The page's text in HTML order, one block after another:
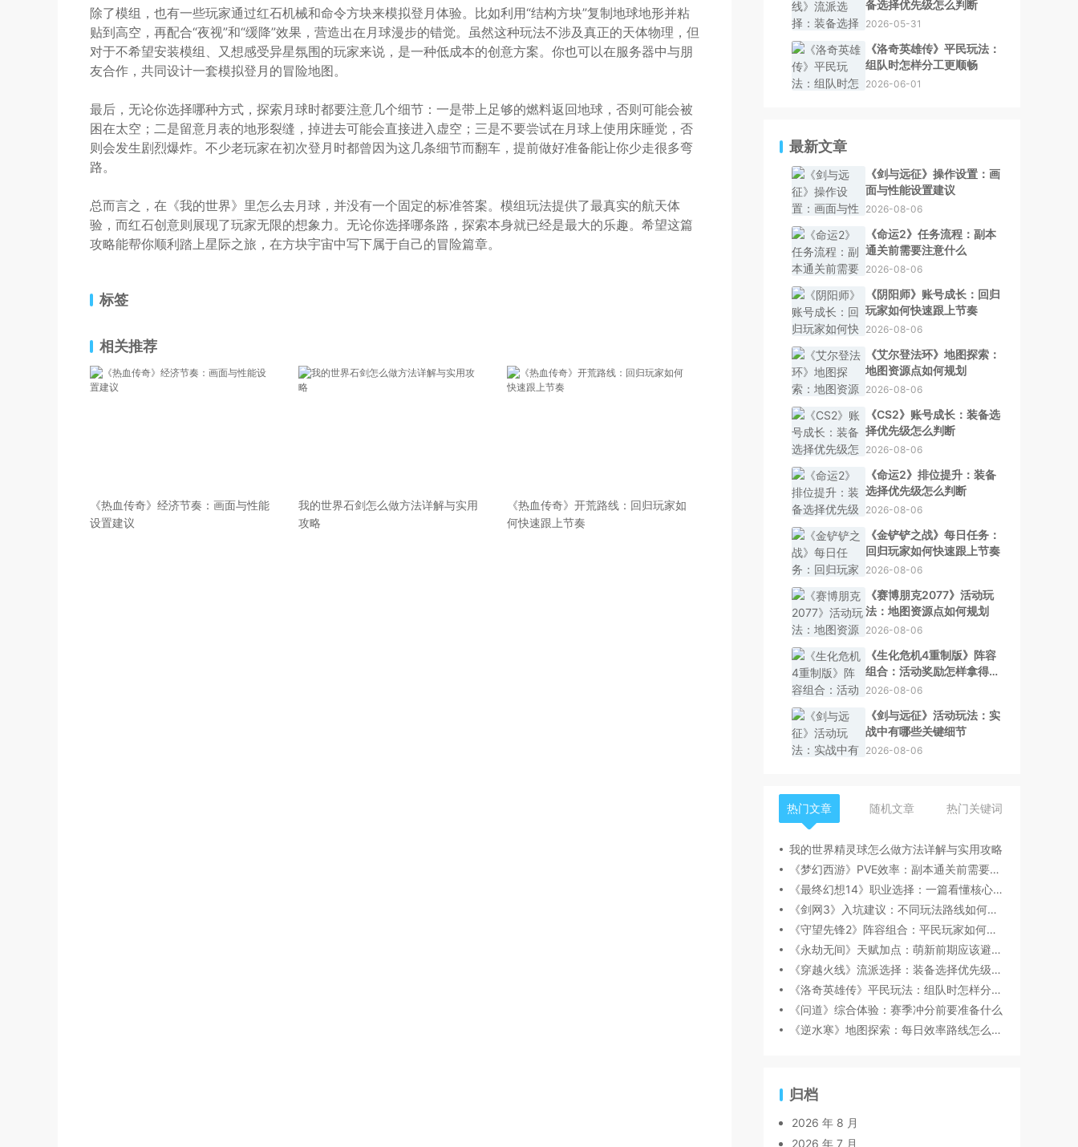
除了模组，也有一些玩家通过红石机械和命令方块来模拟登月体验。比如利用“结构方块”复制地球地形并粘
贴到高空，再配合“夜视”和“缓降”效果，营造出在月球漫步的错觉。虽然这种玩法不涉及真正的天体物理，但
对于不希望安装模组、又想感受异星氛围的玩家来说，是一种低成本的创意方案。你也可以在服务器中与朋
友合作，共同设计一套模拟登月的冒险地图。
最后，无论你选择哪种方式，探索月球时都要注意几个细节：一是带上足够的燃料返回地球，否则可能会被
困在太空；二是留意月表的地形裂缝，掉进去可能会直接进入虚空；三是不要尝试在月球上使用床睡觉，否
则会发生剧烈爆炸。不少老玩家在初次登月时都曾因为这几条细节而翻车，提前做好准备能让你少走很多弯
路。
总而言之，在《我的世界》里怎么去月球，并没有一个固定的标准答案。模组玩法提供了最真实的航天体
验，而红石创意则展现了玩家无限的想象力。无论你选择哪条路，探索本身就已经是最大的乐趣。希望这篇
攻略能帮你顺利踏上星际之旅，在方块宇宙中写下属于自己的冒险篇章。
标签
相关推荐
《热血传奇》经济节奏：画面与性能
设置建议
我的世界石剑怎么做方法详解与实用
攻略
《热血传奇》开荒路线：回归玩家如
何快速跟上节奏
备选择优先级怎么判断
2026-05-31
《洛奇英雄传》平民玩法：
组队时怎样分工更顺畅
2026-06-01
最新文章
《剑与远征》操作设置：画
面与性能设置建议
2026-08-06
《命运2》任务流程：副本
通关前需要注意什么
2026-08-06
《阴阳师》账号成长：回归
玩家如何快速跟上节奏
2026-08-06
《艾尔登法环》地图探索：
地图资源点如何规划
2026-08-06
《CS2》账号成长：装备选
择优先级怎么判断
2026-08-06
《命运2》排位提升：装备
选择优先级怎么判断
2026-08-06
《金铲铲之战》每日任务：
回归玩家如何快速跟上节奏
2026-08-06
《赛博朋克2077》活动玩
法：地图资源点如何规划
2026-08-06
《生化危机4重制版》阵容
组合：活动奖励怎样拿得更
舒服
2026-08-06
《剑与远征》活动玩法：实
战中有哪些关键细节
2026-08-06
热门文章 随机文章 热门关键词
我的世界精灵球怎么做方法详解与实用攻略
《梦幻西游》PVE效率：副本通关前需要注意什么
《最终幻想14》职业选择：一篇看懂核心玩法
《剑网3》入坑建议：不同玩法路线如何选择
《守望先锋2》阵容组合：平民玩家如何规划资源
《永劫无间》天赋加点：萌新前期应该避开哪些坑
《穿越火线》流派选择：装备选择优先级怎么判断
《洛奇英雄传》平民玩法：组队时怎样分工更顺畅
《问道》综合体验：赛季冲分前要准备什么
《逆水寒》地图探索：每日效率路线怎么安排
归档
2026 年 8 月
2026 年 7 月